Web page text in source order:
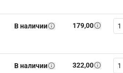
В наличии 179,00
В наличии 322,00